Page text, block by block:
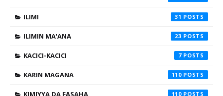
ILIMI 31
ILIMIN MA'ANA 23
KACICI-KACICI 7
KARIN MAGANA 110
KIMIYYA DA FASAHA 110